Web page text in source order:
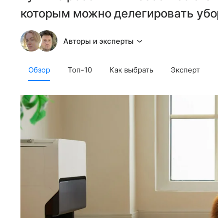
которым можно делегировать
Авторы и эксперты
Обзор Топ-10 Как выбрать Эксперт